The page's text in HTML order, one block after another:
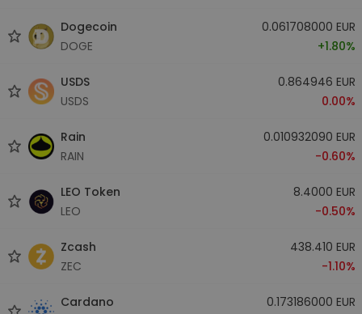
Dogecoin
DOGE
0.061708000 EUR
+1.80%
USDS
USDS
0.864946 EUR
0.00%
Rain
RAIN
0.010932090 EUR
-0.60%
LEO Token
LEO
8.4000 EUR
-0.50%
Zcash
ZEC
438.410 EUR
-1.10%
Cardano
0.173186000 EUR